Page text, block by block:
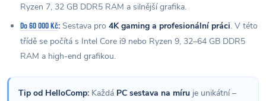
Ryzen 7, 32 GB DDR5 RAM a silnější grafika.
Do 60 000 Kč: Sestava pro 4K gaming a profesionální práci. V této
třídě se počítá s Intel Core i9 nebo Ryzen 9, 32–64 GB DDR5
RAM a high-end grafikou.
Tip od HelloComp: Každá PC sestava na míru je unikátní –